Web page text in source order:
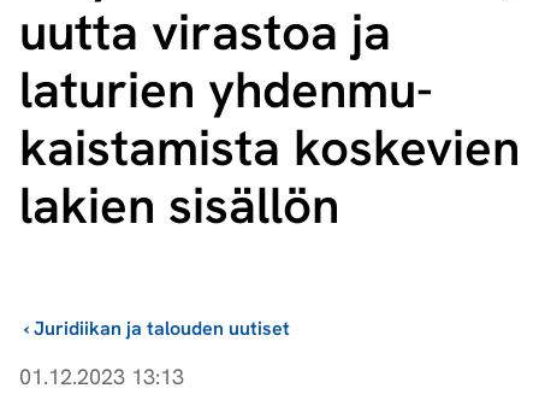
uutta virastoa ja
laturien yh­den­mu­
kais­ta­mis­ta koskevien
lakien sisällön
Juridiikan ja talouden uutiset
›
01.12.2023 13:13